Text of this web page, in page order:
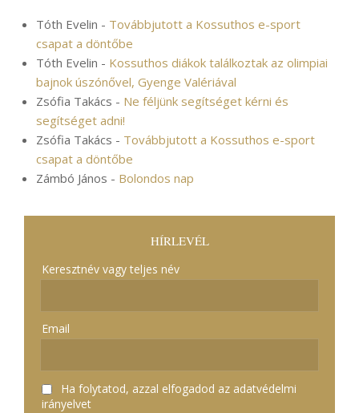
Tóth Evelin - Továbbjutott a Kossuthos e-sport
csapat a döntőbe
Tóth Evelin - Kossuthos diákok találkoztak az olimpiai
bajnok úszónővel, Gyenge Valériával
Zsófia Takács - Ne féljünk segítséget kérni és
segítséget adni!
Zsófia Takács - Továbbjutott a Kossuthos e-sport
csapat a döntőbe
Zámbó János - Bolondos nap
HÍRLEVÉL
Keresztnév vagy teljes név
Email
Ha folytatod, azzal elfogadod az adatvédelmi
irányelvet